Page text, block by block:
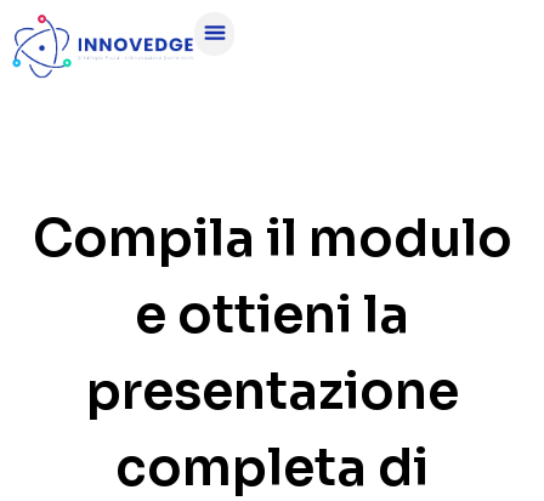
Compila il modulo
e ottieni la
presentazione
completa di